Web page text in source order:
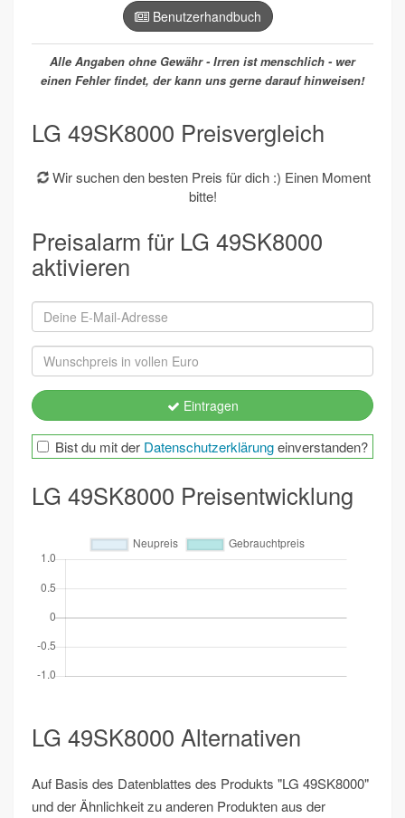
Benutzerhandbuch
Alle Angaben ohne Gewähr - Irren ist menschlich - wer
einen Fehler findet, der kann uns gerne darauf hinweisen!
LG 49SK8000 Preisvergleich
Wir suchen den besten Preis für dich :) Einen Moment
bitte!
Preisalarm für LG 49SK8000
aktivieren
Eintragen
Bist du mit der Datenschutzerklärungeinverstanden?
LG 49SK8000 Preisentwicklung
LG 49SK8000 Alternativen
Auf Basis des Datenblattes des Produkts "LG 49SK8000"
und der Ähnlichkeit zu anderen Produkten aus der